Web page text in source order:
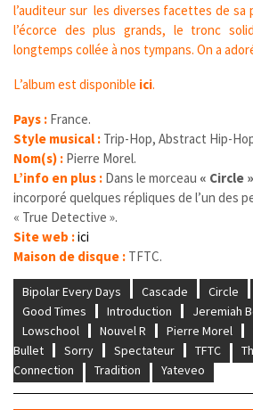
l’auditeur sur les diverses facettes de sa
l’écorce des plus grands, le tronc
longtemps collée à nos tympans. On a
L’album est disponible ici.
Pays : France.
Style musical : Trip-Hop, Abstract Hip-
Nom(s) : Pierre Morel.
L’info en plus : Dans le morceau « Circle »
incorporé quelques répliques de l’un des
« True Detective ».
Site web :ici
Maison de disque : TFTC.
Bipolar Every Days Cascade Circle
Good Times
Introduction Jeremiah
Lowschool
Nouvel R Pierre Morel
Bullet
Sorry Spectateur TFTC
Connection
Tradition Yateveo